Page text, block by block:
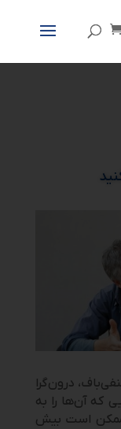
درون‌گرا
که آن‌ها را به
است بیش